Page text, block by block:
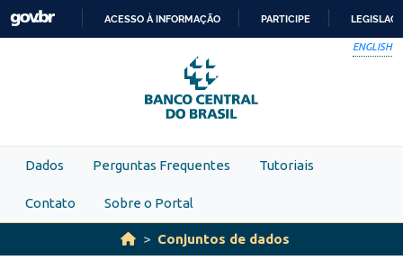
Skip to main content
PARA
O
CONTEÚDO
ACESSO À INFORMAÇÃO PARTICIPE
ENGLISH
Dados Perguntas Frequentes Tutoriais
Contato Sobre o Portal
Conjuntos de dados